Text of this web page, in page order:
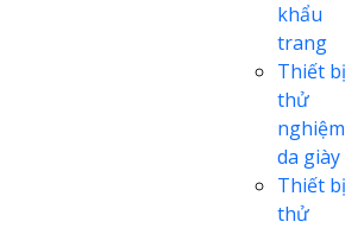
khẩu
trang
Thiết bị
thử
nghiệm
da giày
Thiết bị
thử